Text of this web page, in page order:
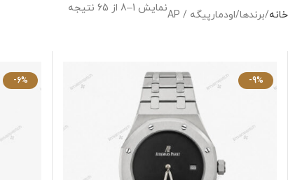
خانه برندها اودمارپیگه / AP
نمایش 1–8 از 65 نتیجه
-9%
-6%